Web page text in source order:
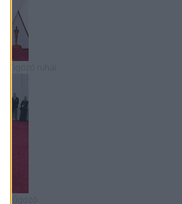
ruhái